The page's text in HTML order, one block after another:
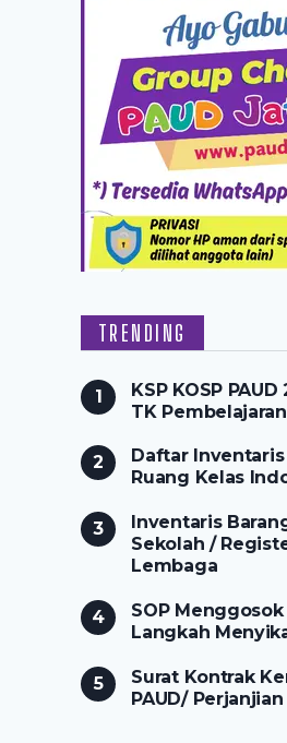
TRENDING
KSP KOSP
TK
Daftar Inventaris
Ruang Kelas
Inventaris
Sekolah /
Lembaga
SOP Menggosok
Langkah
Surat Kontrak
PAUD/